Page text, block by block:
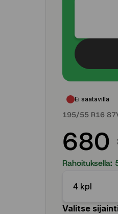
Ei saatavilla
195/55 R16 87V
680
Rahoituksella:
4 kpl
Valitse